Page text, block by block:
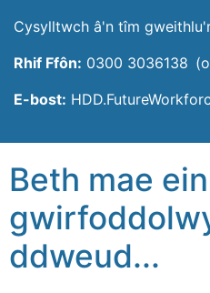
Cysylltwch â'n tîm
Rhif Ffôn: 0300 3036138
E-bost:
Beth mae ein
ddweud...